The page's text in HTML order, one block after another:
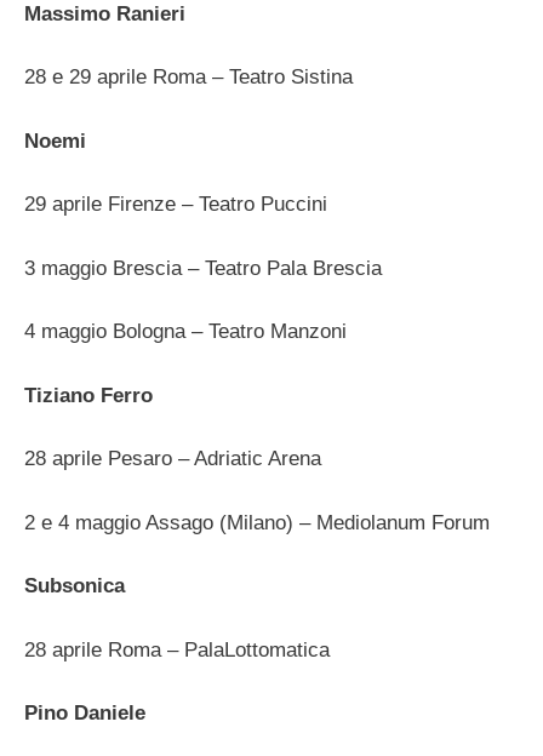
Massimo Ranieri
28 e 29 aprile Roma – Teatro Sistina
Noemi
29 aprile Firenze – Teatro Puccini
3 maggio Brescia – Teatro Pala Brescia
4 maggio Bologna – Teatro Manzoni
Tiziano Ferro
28 aprile Pesaro – Adriatic Arena
2 e 4 maggio Assago (Milano) – Mediolanum Forum
Subsonica
28 aprile Roma – PalaLottomatica
Pino Daniele